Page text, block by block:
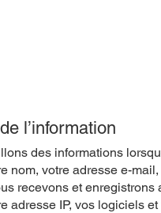
l’information
des informations
nom, votre adresse e-
recevons et
adresse IP, vos logiciels